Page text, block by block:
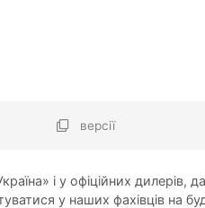
версії
і у офіційних дилерів,
у наших фахівців на